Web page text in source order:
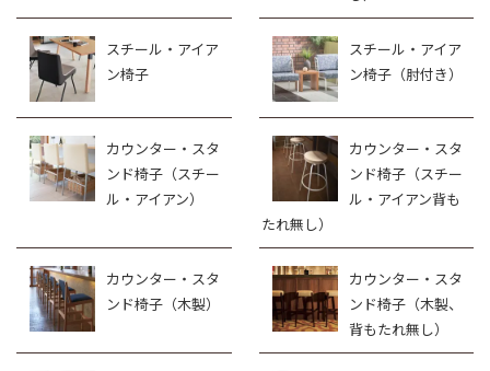
スチール・アイア
ン椅子
スチール・アイア
ン椅子（肘付き）
カウンター・スタ
ンド椅子（スチー
ル・アイアン）
カウンター・スタ
ンド椅子（スチー
ル・アイアン背も
たれ無し）
カウンター・スタ
ンド椅子（木製）
カウンター・スタ
ンド椅子（木製、
背もたれ無し）